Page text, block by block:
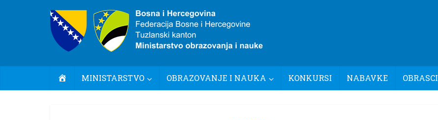
POČETNA
MINISTARSTVO OBRAZOVANJE I NAUKA KONKURSI NABAVKE OBRASCI